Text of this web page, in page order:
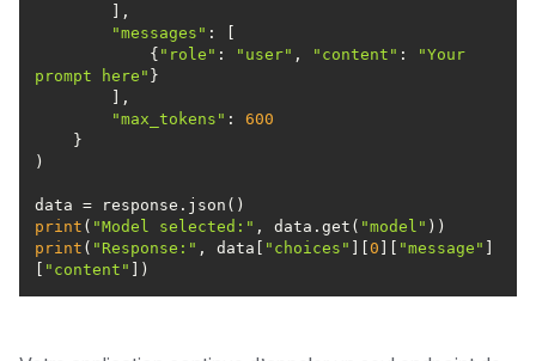
"messages"
            {
"role" : "user" , "content" :
"Your
prompt here"
"max_tokens" : 600
print ( "Model selected:" , data.get( "model"
print ( "Response:" , data[ "choices" ][0 ][ "message" ]
[ "content"